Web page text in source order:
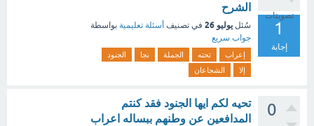
تصويتات
1
إجابة
الشرح
سُئل يوليو 26 في تصنيف أسئلة تعليمية بواسطة
جواب سريع
إعراب تحته الجملة نجا
الجنود
إلا
الشجاعان
0
تحيه لكم ايها الجنود فقد كنتم
المدافعين عن وطنهم ببساله اعراب